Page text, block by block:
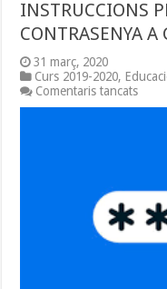
INSTRUCCIONS
CONTRASENYA A
31 març, 2020
Curs 2019-2020,
Comentaris tancatsa